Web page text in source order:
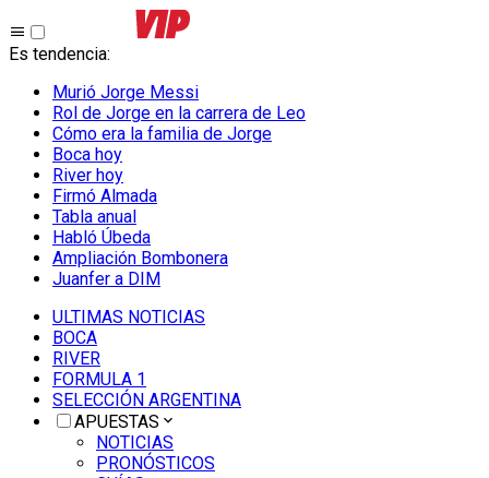
Es tendencia:
Murió Jorge Messi
Rol de Jorge en la carrera de Leo
Cómo era la familia de Jorge
Boca hoy
River hoy
Firmó Almada
Tabla anual
Habló Úbeda
Ampliación Bombonera
Juanfer a DIM
ULTIMAS NOTICIAS
BOCA
RIVER
FORMULA 1
SELECCIÓN ARGENTINA
APUESTAS
NOTICIAS
PRONÓSTICOS